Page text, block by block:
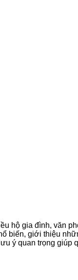
hộ gia đình, văn
biến, giới thiệu
ý quan trọng giúp